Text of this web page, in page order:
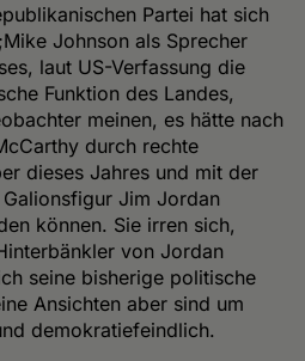
Partei hat sich
Johnson als Sprecher
laut US-Verfassung die
Funktion des Landes,
meinen, es hätte nach
durch rechte
dieses Jahres und mit der
Jim Jordan
können. Sie irren sich,
von Jordan
seine bisherige politische
Ansichten aber sind um
demokratiefeindlich.